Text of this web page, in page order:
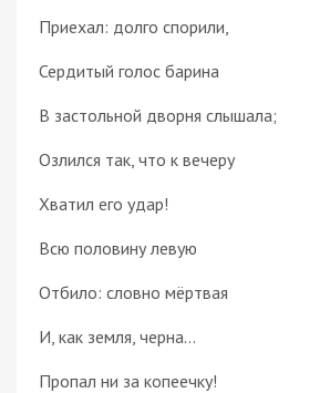
Приехал: долго спорили,
Сердитый голос барина
В застольной дворня слышала;
Озлился так, что к вечеру
Хватил его удар!
Всю половину левую
Отбило: словно мёртвая
И, как земля, черна...
Пропал ни за копеечку!